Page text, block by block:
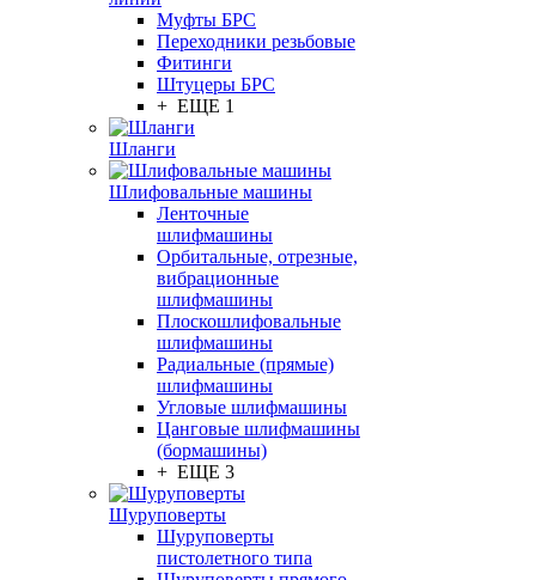
Муфты БРС
Переходники резьбовые
Фитинги
Штуцеры БРС
+ ЕЩЕ 1
Шланги
Шлифовальные машины
Ленточные
шлифмашины
Орбитальные, отрезные,
вибрационные
шлифмашины
Плоскошлифовальные
шлифмашины
Радиальные (прямые)
шлифмашины
Угловые шлифмашины
Цанговые шлифмашины
(бормашины)
+ ЕЩЕ 3
Шуруповерты
Шуруповерты
пистолетного типа